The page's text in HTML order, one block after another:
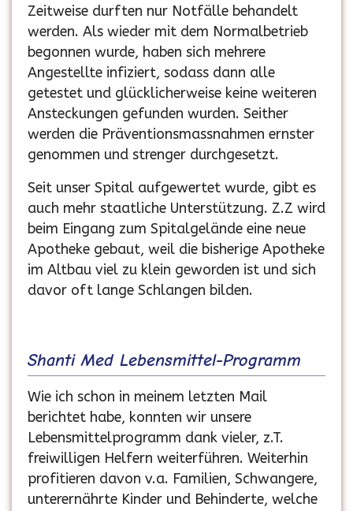
Zeitweise durften nur Notfälle behandelt
werden. Als wieder mit dem Normalbetrieb
begonnen wurde, haben sich mehrere
Angestellte infiziert, sodass dann alle
getestet und glücklicherweise keine weiteren
Ansteckungen gefunden wurden. Seither
werden die Präventionsmassnahmen ernster
genommen und strenger durchgesetzt.
Seit unser Spital aufgewertet wurde, gibt es
auch mehr staatliche Unterstützung. Z.Z wird
beim Eingang zum Spitalgelände eine neue
Apotheke gebaut, weil die bisherige Apotheke
im Altbau viel zu klein geworden ist und sich
davor oft lange Schlangen bilden.
Shanti Med Lebensmittel-Programm
Wie ich schon in meinem letzten Mail
berichtet habe, konnten wir unsere
Lebensmittelprogramm dank vieler, z.T.
freiwilligen Helfern weiterführen. Weiterhin
profitieren davon v.a. Familien, Schwangere,
unterernährte Kinder und Behinderte, welche